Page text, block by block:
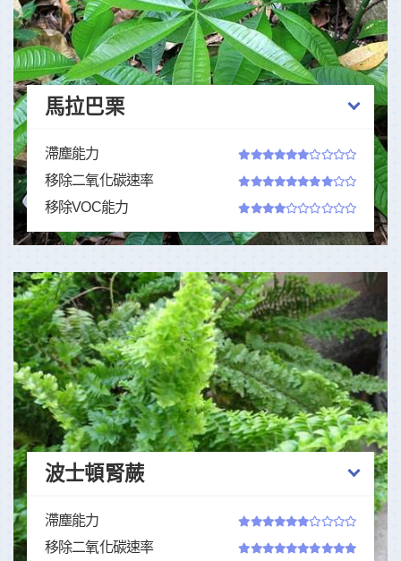
馬拉巴栗
滯塵能力
移除二氧化碳速率
移除VOC能力
波士頓腎蕨
滯塵能力
移除二氧化碳速率